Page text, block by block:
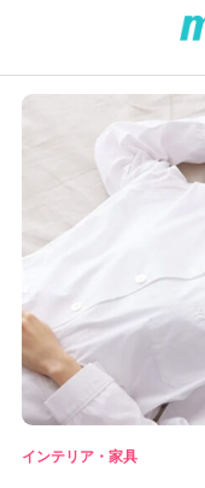
インテリア・家具